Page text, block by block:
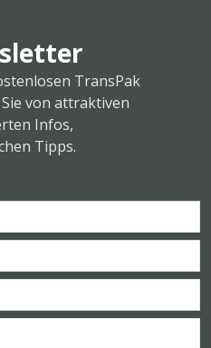
TransPak
von attraktiven
Infos,
Tipps.